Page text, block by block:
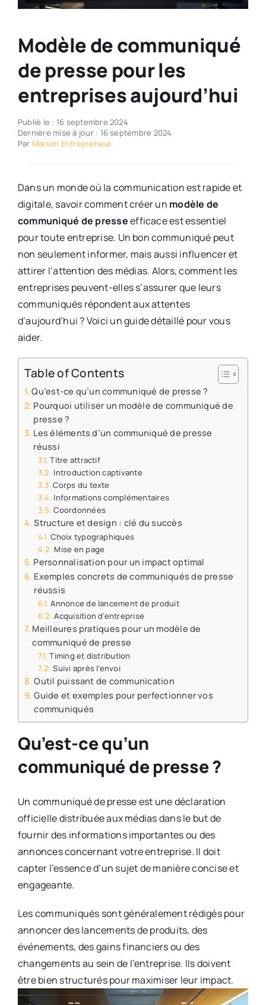
Modèle de communiqué
de presse pour les
entreprises aujourd’hui
Publié le : 16 septembre 2024
Dernière mise à jour : 16 septembre 2024
Par Maison Entrepreneur
Dans un monde où la communication est rapide et
digitale, savoir comment créer un modèle de
communiqué de presseefficace est essentiel
pour toute entreprise. Un bon communiqué peut
non seulement informer, mais aussi influencer et
attirer l’attention des médias. Alors, comment les
entreprises peuvent-elles s’assurer que leurs
communiqués répondent aux attentes
d’aujourd’hui ? Voici un guide détaillé pour vous
aider.
Table of Contents
Qu’est-ce qu’un communiqué de presse ?
Pourquoi utiliser un modèle de communiqué de
presse ?
Les éléments d’un communiqué de presse
réussi
Titre attractif
Introduction captivante
Corps du texte
Informations complémentaires
Coordonnées
Structure et design : clé du succès
Choix typographiques
Mise en page
Personnalisation pour un impact optimal
Exemples concrets de communiqués de presse
réussis
Annonce de lancement de produit
Acquisition d’entreprise
Meilleures pratiques pour un modèle de
communiqué de presse
Timing et distribution
Suivi après l’envoi
Outil puissant de communication
Guide et exemples pour perfectionner vos
communiqués
Qu’est-ce qu’un
communiqué de presse ?
Un communiqué de presse est une déclaration
officielle distribuée aux médias dans le but de
fournir des informations importantes ou des
annonces concernant votre entreprise. Il doit
capter l’essence d’un sujet de manière concise et
engageante.
Les communiqués sont généralement rédigés pour
annoncer des lancements de produits, des
événements, des gains financiers ou des
changements au sein de l’entreprise. Ils doivent
être bien structurés pour maximiser leur impact.